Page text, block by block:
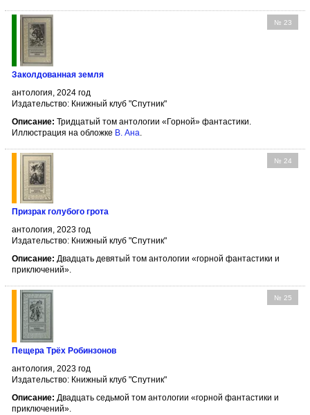
№ 23
Заколдованная земля
антология, 2024 год
Издательство: Книжный клуб "Спутник"
Описание: Тридцатый том антологии «Горной» фантастики.
Иллюстрация на обложке В. Ана.
№ 24
Призрак голубого грота
антология, 2023 год
Издательство: Книжный клуб "Спутник"
Описание: Двадцать девятый том антологии «горной фантастики и
приключений».
№ 25
Пещера Трёх Робинзонов
антология, 2023 год
Издательство: Книжный клуб "Спутник"
Описание: Двадцать седьмой том антологии «горной фантастики и
приключений».